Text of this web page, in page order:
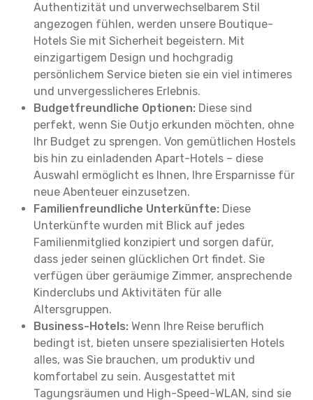
Authentizität und unverwechselbarem Stil
angezogen fühlen, werden unsere Boutique-
Hotels Sie mit Sicherheit begeistern. Mit
einzigartigem Design und hochgradig
persönlichem Service bieten sie ein viel intimeres
und unvergesslicheres Erlebnis.
Budgetfreundliche Optionen: Diese sind
perfekt, wenn Sie Outjo erkunden möchten, ohne
Ihr Budget zu sprengen. Von gemütlichen Hostels
bis hin zu einladenden Apart-Hotels – diese
Auswahl ermöglicht es Ihnen, Ihre Ersparnisse für
neue Abenteuer einzusetzen.
Familienfreundliche Unterkünfte: Diese
Unterkünfte wurden mit Blick auf jedes
Familienmitglied konzipiert und sorgen dafür,
dass jeder seinen glücklichen Ort findet. Sie
verfügen über geräumige Zimmer, ansprechende
Kinderclubs und Aktivitäten für alle
Altersgruppen.
Business-Hotels: Wenn Ihre Reise beruflich
bedingt ist, bieten unsere spezialisierten Hotels
alles, was Sie brauchen, um produktiv und
komfortabel zu sein. Ausgestattet mit
Tagungsräumen und High-Speed-WLAN, sind sie